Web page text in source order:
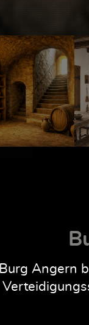
Angern